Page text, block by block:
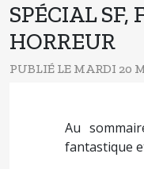
SPÉCIAL
HORREUR
PUBLIÉ LE MARDI 20
Au
fantastique